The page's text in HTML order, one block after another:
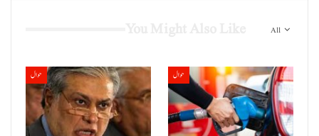
All
حوال حوال